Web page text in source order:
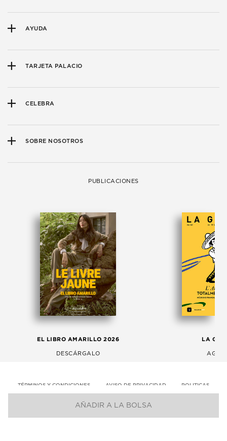
AÑADIR A LA BOLSA
AYUDA
TARJETA PALACIO
CELEBRA
SOBRE NOSOTROS
PUBLICACIONES
EL LIBRO AMARILLO 2026
DESCÁRGALO
LA
TÉRMINOS Y CONDICIONES AVISO DE PRIVACIDAD POLITICAS